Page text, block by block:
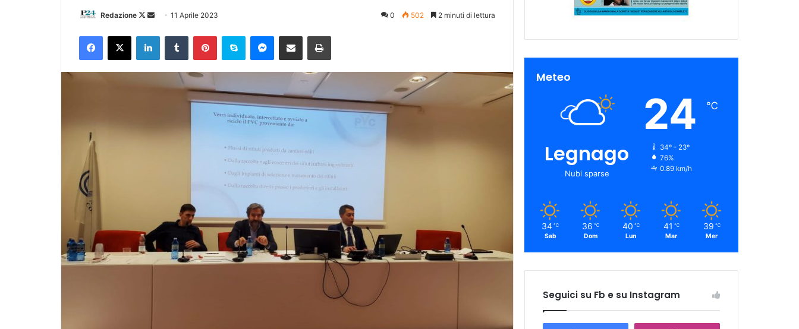
Redazione
Follow
Invia 11 Aprile 2023 0 502 2 minuti di lettura
Facebook
X LinkedInTumblr PinterestSkype Messenger
Condividi via mail Stampa
Meteo
Legnago
Nubi sparse
24 ℃
34º - 23º
76%
0.89 km/h
34 ℃
Sab
36 ℃
Dom
40 ℃
Lun
41 ℃
Mar
39 ℃
Mer
Seguici su Fb e su Instagram